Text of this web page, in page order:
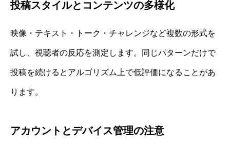
投稿スタイルとコンテンツの多様化
映像・テキスト・トーク・チャレンジなど複数の形式を
試し、視聴者の反応を測定します。同じパターンだけで
投稿を続けるとアルゴリズム上で低評価になることがあ
ります。
アカウントとデバイス管理の注意